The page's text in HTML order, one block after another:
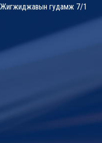
гудамж 7/1